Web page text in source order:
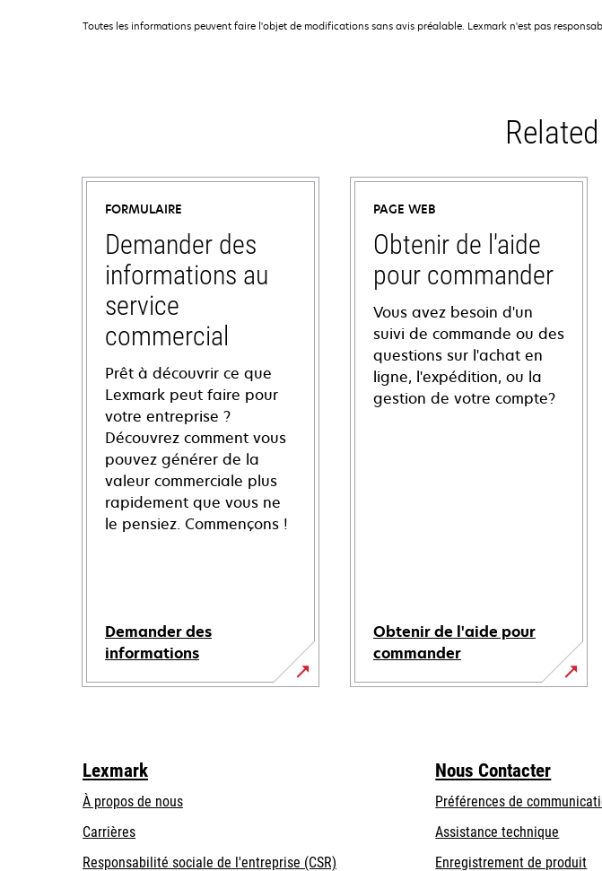
Toutes les informations peuvent faire l'objet de modifications sans avis préalable. Lexmark n'est pas
FORMULAIRE
Demander des
informations au
service
commercial
Prêt à découvrir ce que
Lexmark peut faire pour
votre entreprise ?
Découvrez comment vous
pouvez générer de la
valeur commerciale plus
rapidement que vous ne
le pensiez. Commençons !
Demander des
informations
PAGE WEB
Obtenir de l'aide
pour commander
Vous avez besoin d'un
suivi de commande ou des
questions sur l'achat en
ligne, l'expédition, ou la
gestion de votre compte?
Obtenir de l'aide pour
commander
Lexmark
À propos de nous
Carrières
s’ouvre
Responsabilité sociale de l'entreprise (CSR)
Nous Contacter
Préférences de
s’ouvre
dans
Assistance technique
dans
Enregistrement de produit